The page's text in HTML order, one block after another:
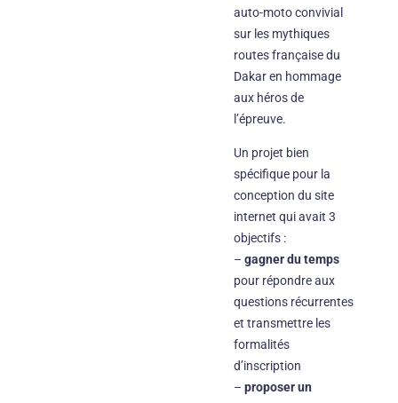
auto-moto convivial
sur les mythiques
routes française du
Dakar en hommage
aux héros de
l’épreuve.
Un projet bien
spécifique pour la
conception du site
internet qui avait 3
objectifs :
–gagner du temps
pour répondre aux
questions récurrentes
et transmettre les
formalités
d’inscription
–proposer un